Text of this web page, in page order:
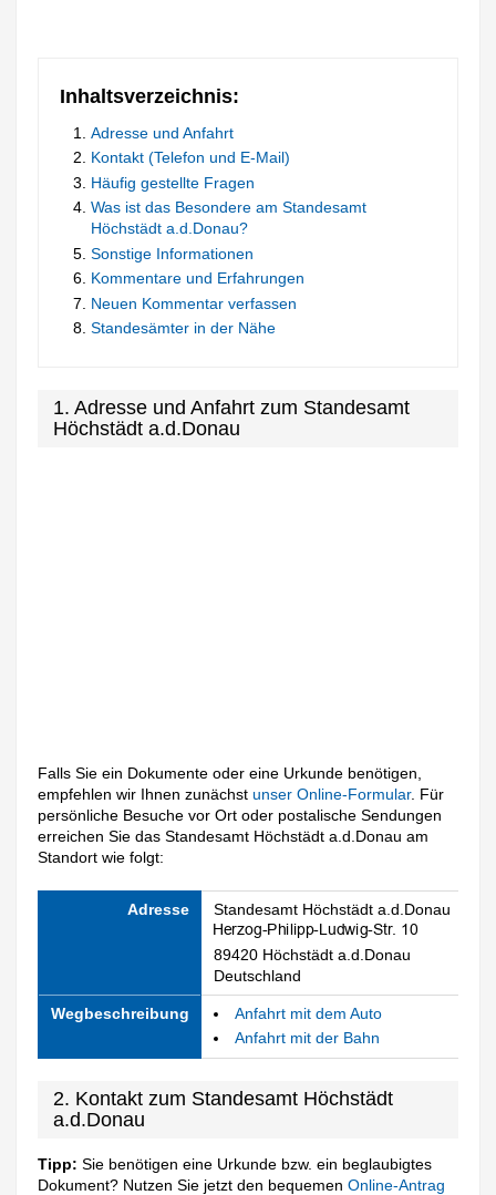
Inhaltsverzeichnis:
Adresse und Anfahrt
Kontakt (Telefon und E-Mail)
Häufig gestellte Fragen
Was ist das Besondere am Standesamt
Höchstädt a.d.Donau?
Sonstige Informationen
Kommentare und Erfahrungen
Neuen Kommentar verfassen
Standesämter in der Nähe
1. Adresse und Anfahrt zum Standesamt
Höchstädt a.d.Donau
Falls Sie ein Dokumente oder eine Urkunde benötigen,
empfehlen wir Ihnen zunächstunser Online-Formular. Für
persönliche Besuche vor Ort oder postalische Sendungen
erreichen Sie das Standesamt Höchstädt a.d.Donau am
Standort wie folgt:
Adresse Standesamt Höchstädt a.d.Donau
89420 Höchstädt a.d.Donau
Deutschland
Wegbeschreibung
Anfahrt mit dem Auto
Anfahrt mit der Bahn
2. Kontakt zum Standesamt Höchstädt
a.d.Donau
Tipp: Sie benötigen eine Urkunde bzw. ein beglaubigtes
Dokument? Nutzen Sie jetzt den bequemenOnline-Antrag